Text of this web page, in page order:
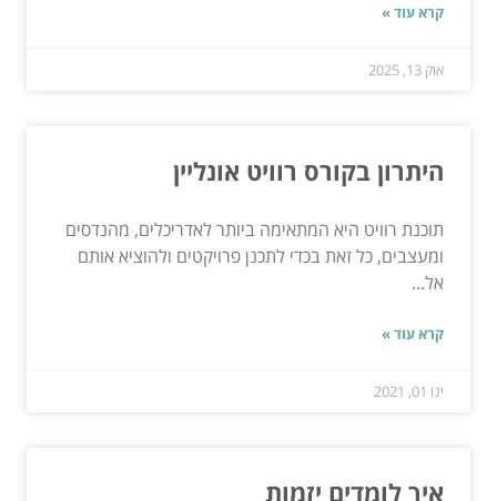
קרא עוד »
אוק 13, 2025
היתרון בקורס רוויט אונליין
תוכנת רוויט היא המתאימה ביותר לאדריכלים, מהנדסים
ומעצבים, כל זאת בכדי לתכנן פרויקטים ולהוציא אותם
אל...
קרא עוד »
ינו 01, 2021
איך לומדים יזמות